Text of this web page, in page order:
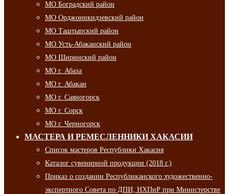
МО Боградский район
МО Орджоникидзевский район
МО Таштыпский район
МО Усть-Абаканский район
МО Ширинский район
МО г. Абаза
МО г. Абакан
МО г. Саяногорск
МО г. Сорск
МО г. Черногорск
МАСТЕРА И РЕМЕСЛЕННИКИ ХАКАСИИ
Список мастеров Республики Хакасия
Каталог сувенирной продукции (2018 г.)
Приказ о создании Республиканского художественно-
экспертного Совета по ДПИ, НХПиР при Министерстве